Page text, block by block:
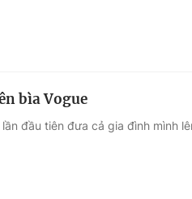
bìa Vogue
đầu tiên đưa cả gia đình mình